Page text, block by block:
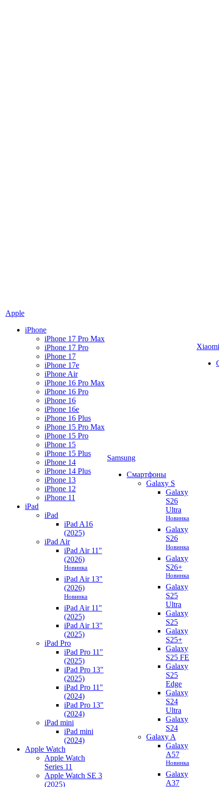
Apple
iPhone
iPhone 17 Pro Max
iPhone 17 Pro
iPhone 17
iPhone 17e
iPhone Air
iPhone 16 Pro Max
iPhone 16 Pro
iPhone 16
iPhone 16e
iPhone 16 Plus
iPhone 15 Pro Max
iPhone 15 Pro
iPhone 15
iPhone 15 Plus
iPhone 14
iPhone 14 Plus
iPhone 13
iPhone 12
iPhone 11
iPad
iPad
iPad A16
(2025)
iPad Air
iPad Air 11"
(2026)
Новинка
iPad Air 13"
(2026)
Новинка
iPad Air 11"
(2025)
iPad Air 13"
(2025)
iPad Pro
iPad Pro 11"
(2025)
iPad Pro 13"
(2025)
iPad Pro 11"
(2024)
iPad Pro 13"
(2024)
iPad mini
iPad mini
(2024)
Apple Watch
Apple Watch
Series 11
Apple Watch SE 3
(2025)
Samsung
Смартфоны
Galaxy S
Galaxy
S26
Ultra
Новинка
Galaxy
S26
Новинка
Galaxy
S26+
Новинка
Galaxy
S25
Ultra
Galaxy
S25
Galaxy
S25+
Galaxy
S25 FE
Galaxy
S25
Edge
Galaxy
S24
Ultra
Galaxy
S24
Galaxy A
Galaxy
A57
Новинка
Galaxy
A37
Xiaomi